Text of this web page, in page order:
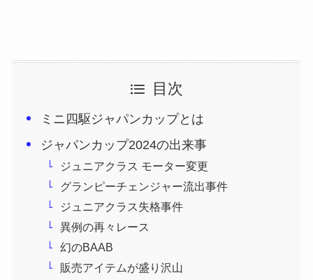
目次
ミニ四駆ジャパンカップとは
ジャパンカップ2024の出来事
ジュニアクラス モーター変更
グランピーチェンジャー流出事件
ジュニアクラス失格事件
異例の再々レース
幻のBAAB
販売アイテムが盛り沢山